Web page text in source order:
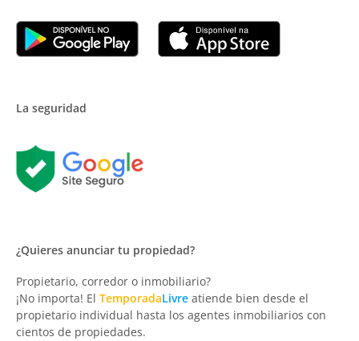
La seguridad
¿Quieres anunciar tu propiedad?
Propietario, corredor o inmobiliario?
¡No importa! El TemporadaLivre atiende bien desde el
propietario individual hasta los agentes inmobiliarios con
cientos de propiedades.